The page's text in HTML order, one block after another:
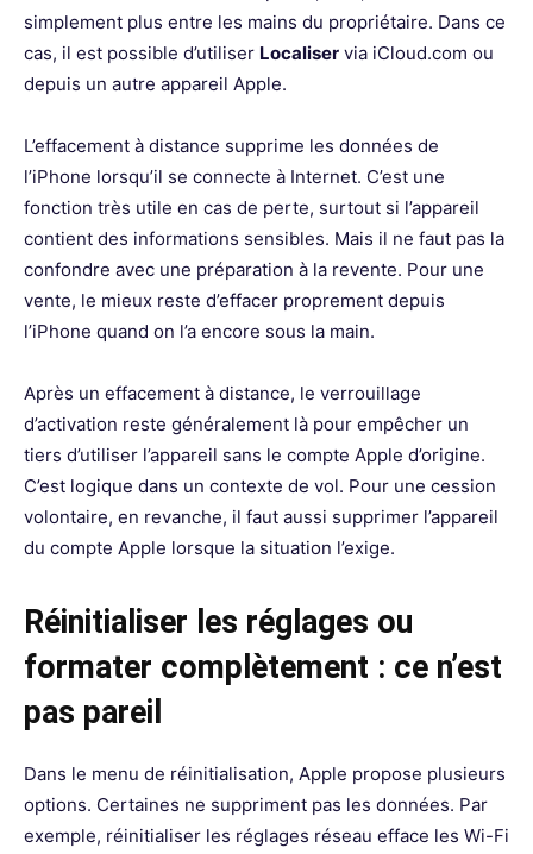
simplement plus entre les mains du propriétaire. Dans ce
cas, il est possible d’utiliser Localiser via iCloud.com ou
depuis un autre appareil Apple.
L’effacement à distance supprime les données de
l’iPhone lorsqu’il se connecte à Internet. C’est une
fonction très utile en cas de perte, surtout si l’appareil
contient des informations sensibles. Mais il ne faut pas la
confondre avec une préparation à la revente. Pour une
vente, le mieux reste d’effacer proprement depuis
l’iPhone quand on l’a encore sous la main.
Après un effacement à distance, le verrouillage
d’activation reste généralement là pour empêcher un
tiers d’utiliser l’appareil sans le compte Apple d’origine.
C’est logique dans un contexte de vol. Pour une cession
volontaire, en revanche, il faut aussi supprimer l’appareil
du compte Apple lorsque la situation l’exige.
Réinitialiser les réglages ou
formater complètement : ce n’est
pas pareil
Dans le menu de réinitialisation, Apple propose plusieurs
options. Certaines ne suppriment pas les données. Par
exemple, réinitialiser les réglages réseau efface les Wi-Fi